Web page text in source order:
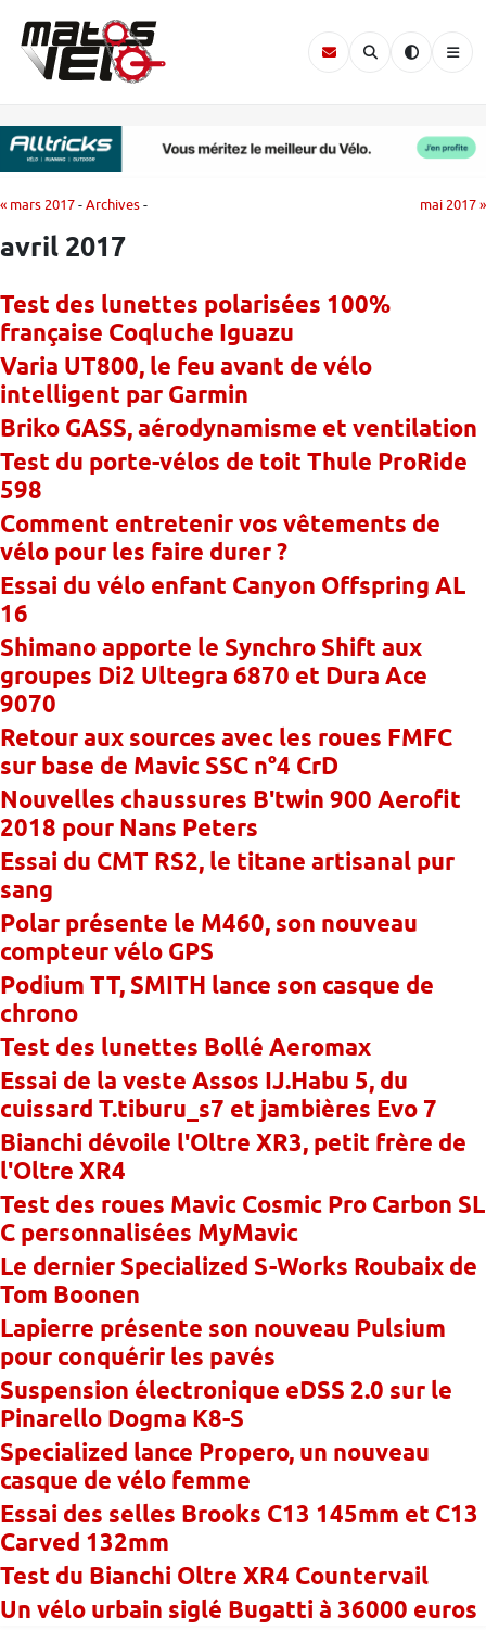
« mars 2017-Archives- mai 2017 »
avril 2017
Test des lunettes polarisées 100%
française Coqluche Iguazu
Varia UT800, le feu avant de vélo
intelligent par Garmin
Briko GASS, aérodynamisme et ventilation
Test du porte-vélos de toit Thule ProRide
598
Comment entretenir vos vêtements de
vélo pour les faire durer ?
Essai du vélo enfant Canyon Offspring AL
16
Shimano apporte le Synchro Shift aux
groupes Di2 Ultegra 6870 et Dura Ace
9070
Retour aux sources avec les roues FMFC
sur base de Mavic SSC n°4 CrD
Nouvelles chaussures B'twin 900 Aerofit
2018 pour Nans Peters
Essai du CMT RS2, le titane artisanal pur
sang
Polar présente le M460, son nouveau
compteur vélo GPS
Podium TT, SMITH lance son casque de
chrono
Test des lunettes Bollé Aeromax
Essai de la veste Assos IJ.Habu 5, du
cuissard T.tiburu_s7 et jambières Evo 7
Bianchi dévoile l'Oltre XR3, petit frère de
l'Oltre XR4
Test des roues Mavic Cosmic Pro Carbon SL
C personnalisées MyMavic
Le dernier Specialized S-Works Roubaix de
Tom Boonen
Lapierre présente son nouveau Pulsium
pour conquérir les pavés
Suspension électronique eDSS 2.0 sur le
Pinarello Dogma K8-S
Specialized lance Propero, un nouveau
casque de vélo femme
Essai des selles Brooks C13 145mm et C13
Carved 132mm
Test du Bianchi Oltre XR4 Countervail
Un vélo urbain siglé Bugatti à 36000 euros